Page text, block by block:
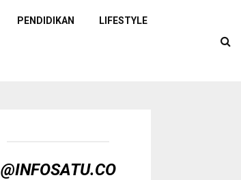
PENDIDIKAN LIFESTYLE
@INFOSATU.CO